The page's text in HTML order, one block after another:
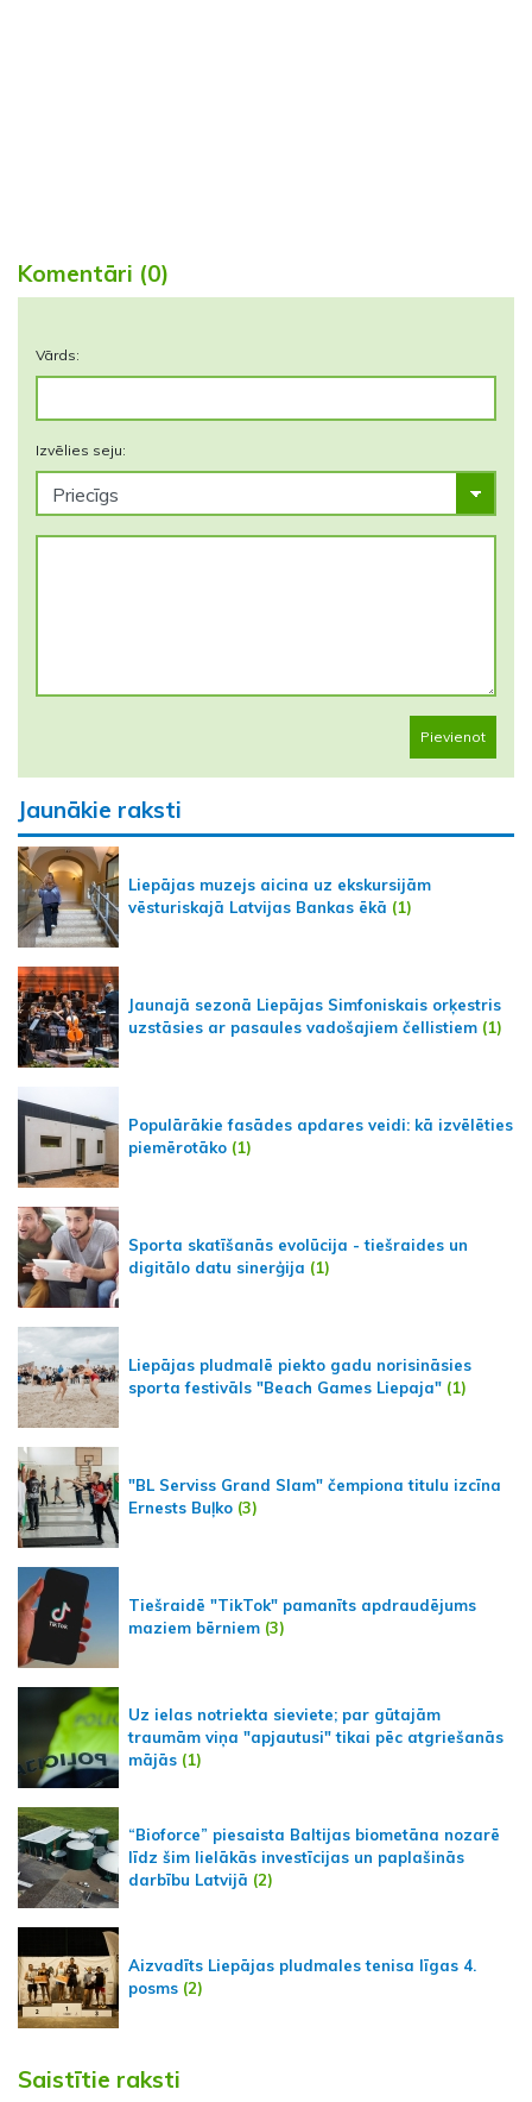
Komentāri (0)
Vārds:
Izvēlies seju:
Pievienot
Jaunākie raksti
Liepājas muzejs aicina uz ekskursijām
vēsturiskajā Latvijas Bankas ēkā (1)
Jaunajā sezonā Liepājas Simfoniskais orķestris
uzstāsies ar pasaules vadošajiem čellistiem (1)
Populārākie fasādes apdares veidi: kā izvēlēties
piemērotāko (1)
Sporta skatīšanās evolūcija - tiešraides un
digitālo datu sinerģija (1)
Liepājas pludmalē piekto gadu norisināsies
sporta festivāls "Beach Games Liepaja" (1)
"BL Serviss Grand Slam" čempiona titulu izcīna
Ernests Buļko (3)
Tiešraidē "TikTok" pamanīts apdraudējums
maziem bērniem (3)
Uz ielas notriekta sieviete; par gūtajām
traumām viņa "apjautusi" tikai pēc atgriešanās
mājās (1)
“Bioforce” piesaista Baltijas biometāna nozarē
līdz šim lielākās investīcijas un paplašinās
darbību Latvijā (2)
Aizvadīts Liepājas pludmales tenisa līgas 4.
posms (2)
Saistītie raksti